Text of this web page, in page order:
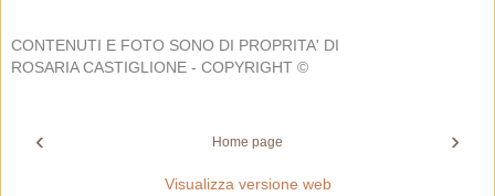
CONTENUTI E FOTO SONO DI PROPRITA' DI
ROSARIA CASTIGLIONE - COPYRIGHT ©
‹ ›
Home page
Visualizza versione web